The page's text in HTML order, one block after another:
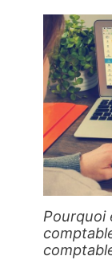
Pourquoi